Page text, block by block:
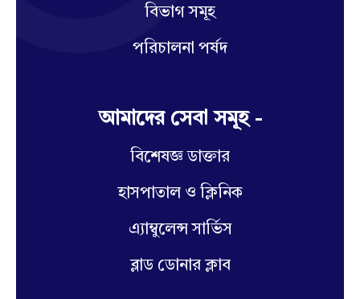
বিভাগ সমূহ
পরিচালনা পর্ষদ
আমাদের সেবা সমূহ -
বিশেষজ্ঞ ডাক্তার
হাসপাতাল ও ক্লিনিক
এ্যাম্বুলেন্স সার্ভিস
ব্লাড ডোনার ক্লাব